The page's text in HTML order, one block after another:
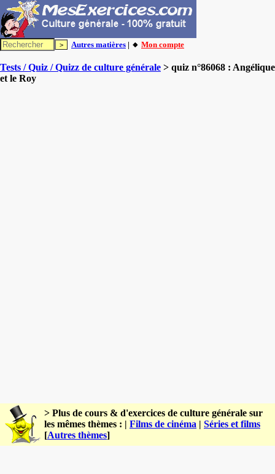
Autres matières | 🔸 Mon compte
Tests / Quiz / Quizz de culture générale > quiz n°86068 : Angélique
et le Roy
> Plus de cours & d'exercices de culture générale sur
les mêmes thèmes : | Films de cinéma | Séries et films
[Autres thèmes]